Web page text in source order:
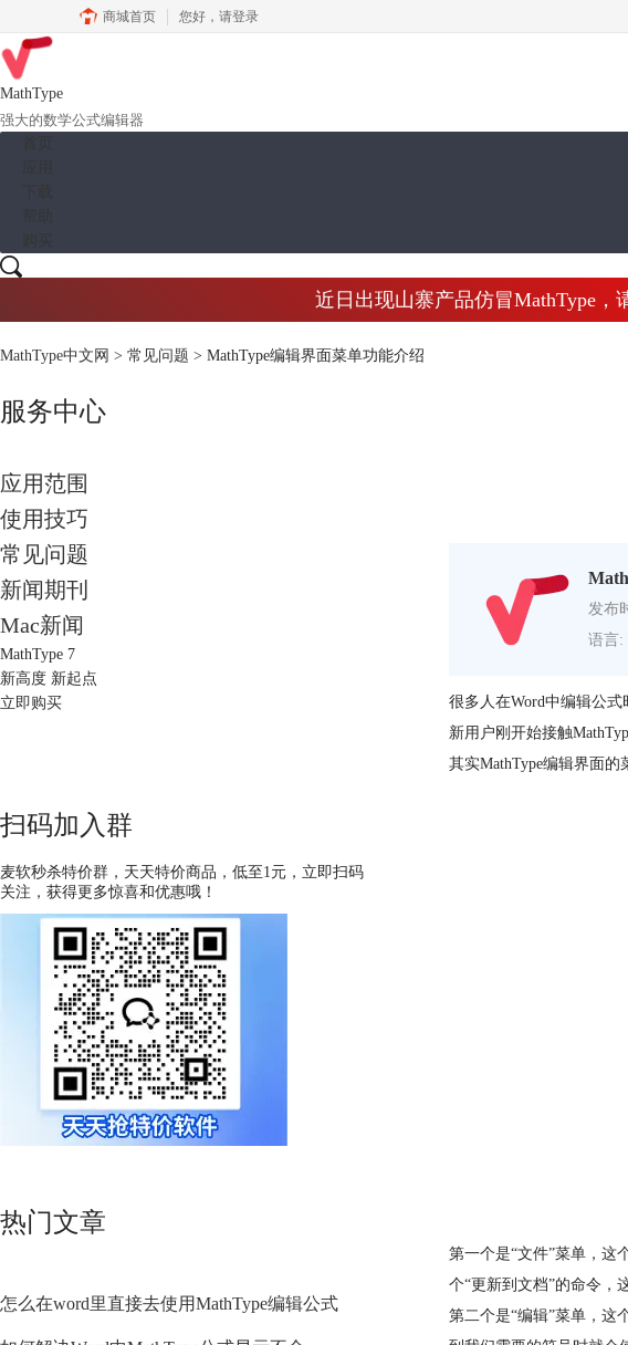
商城首页 您好， 请登录
MathType
强大的数学公式编辑器
近日出现山寨产品仿冒MathType，
MathType中文网 > 常见问题 > MathType编辑界面菜单功能介绍
服务中心
应用范围
使用技巧
常见问题
新闻期刊
Mac新闻
MathType 7
新高度 新起点
立即购买
扫码加入群
麦软秒杀特价群，天天特价商品，低至1元，立即扫码
关注，获得更多惊喜和优惠哦！
热门文章
怎么在word里直接去使用MathType编辑公式
发布
语言:
很多人在Word中编辑公
新用户刚开始接触
其实MathType编辑界面的
第一个是“文件”菜单，这
个“更新到文档”的命令，
第二个是“编辑”菜单，这